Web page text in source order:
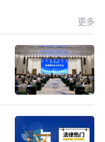
更多